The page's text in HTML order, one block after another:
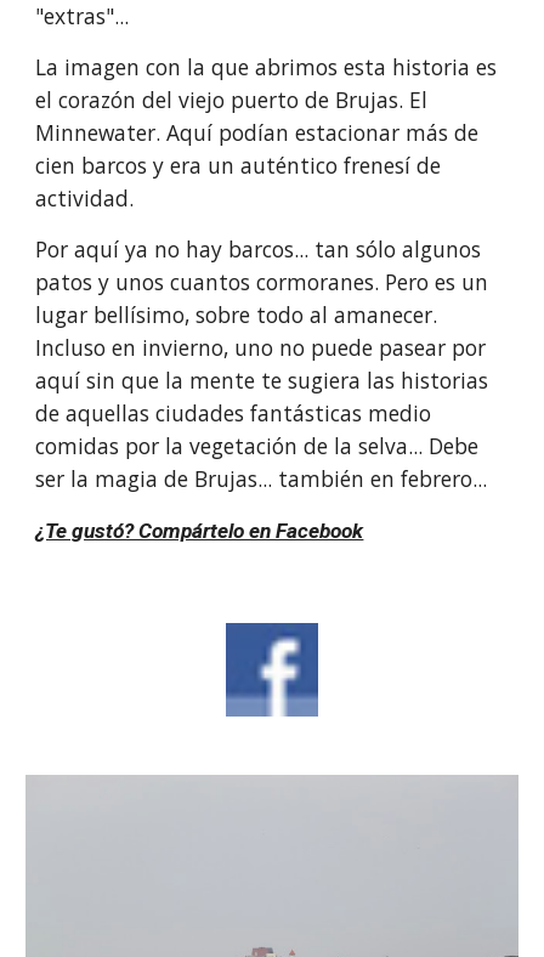
"extras"...
La imagen con la que abrimos esta historia es
el corazón del viejo puerto de Brujas. El
Minnewater. Aquí podían estacionar más de
cien barcos y era un auténtico frenesí de
actividad.
Por aquí ya no hay barcos... tan sólo algunos
patos y unos cuantos cormoranes. Pero es un
lugar bellísimo, sobre todo al amanecer.
Incluso en invierno, uno no puede pasear por
aquí sin que la mente te sugiera las historias
de aquellas ciudades fantásticas medio
comidas por la vegetación de la selva... Debe
ser la magia de Brujas... también en febrero...
¿Te gustó? Compártelo en Facebook